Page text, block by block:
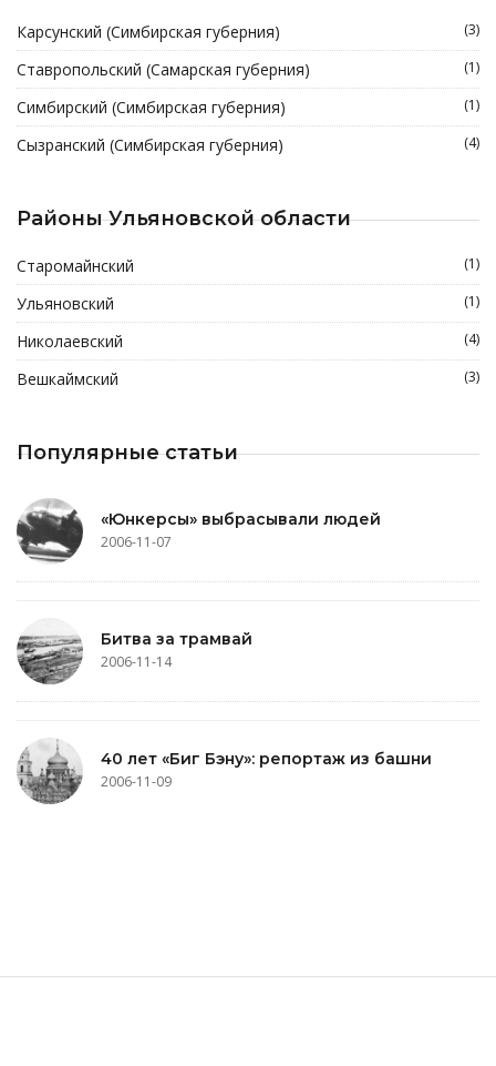
Карсунский (Симбирская губерния) (3)
Ставропольский (Самарская губерния) (1)
Симбирский (Симбирская губерния) (1)
Сызранский (Симбирская губерния) (4)
Районы Ульяновской области
Старомайнский (1)
Ульяновский (1)
Николаевский (4)
Вешкаймский (3)
Популярные статьи
«Юнкерсы» выбрасывали людей
2006-11-07
Битва за трамвай
2006-11-14
40 лет «Биг Бэну»: репортаж из башни
2006-11-09